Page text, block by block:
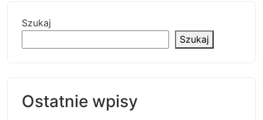
Szukaj
Szukaj
Ostatnie wpisy